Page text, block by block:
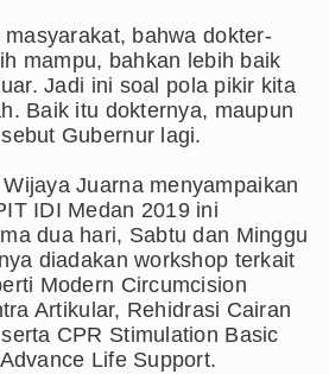
masyarakat, bahwa dokter-
mampu, bahkan lebih baik
Jadi ini soal pola pikir kita
Baik itu dokternya, maupun
Gubernur lagi.
Juarna menyampaikan
IDI Medan 2019 ini
dua hari, Sabtu dan Minggu
diadakan workshop terkait
Modern Circumcision
Artikular, Rehidrasi Cairan
CPR Stimulation Basic
Life Support.